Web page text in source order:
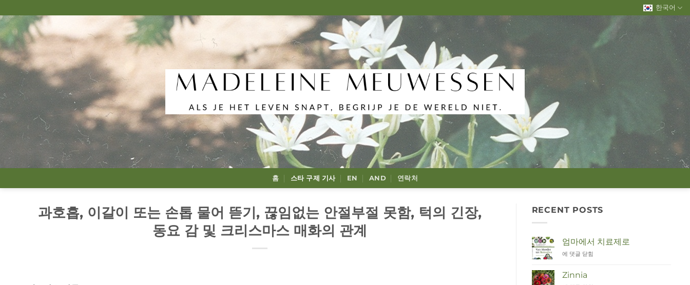
to
content
한국어
홈 스타 구제 기사 EN AND 연락처
과호흡, 이갈이 또는 손톱 물어 뜯기, 끊임없는 안절부절 못함, 턱의 긴장,
동요 감 및 크리스마스 매화의 관계
RECENT POSTS
엄마에서 치료제로
Van
tot
Remedies
에 댓글 닫힘
Zinnia